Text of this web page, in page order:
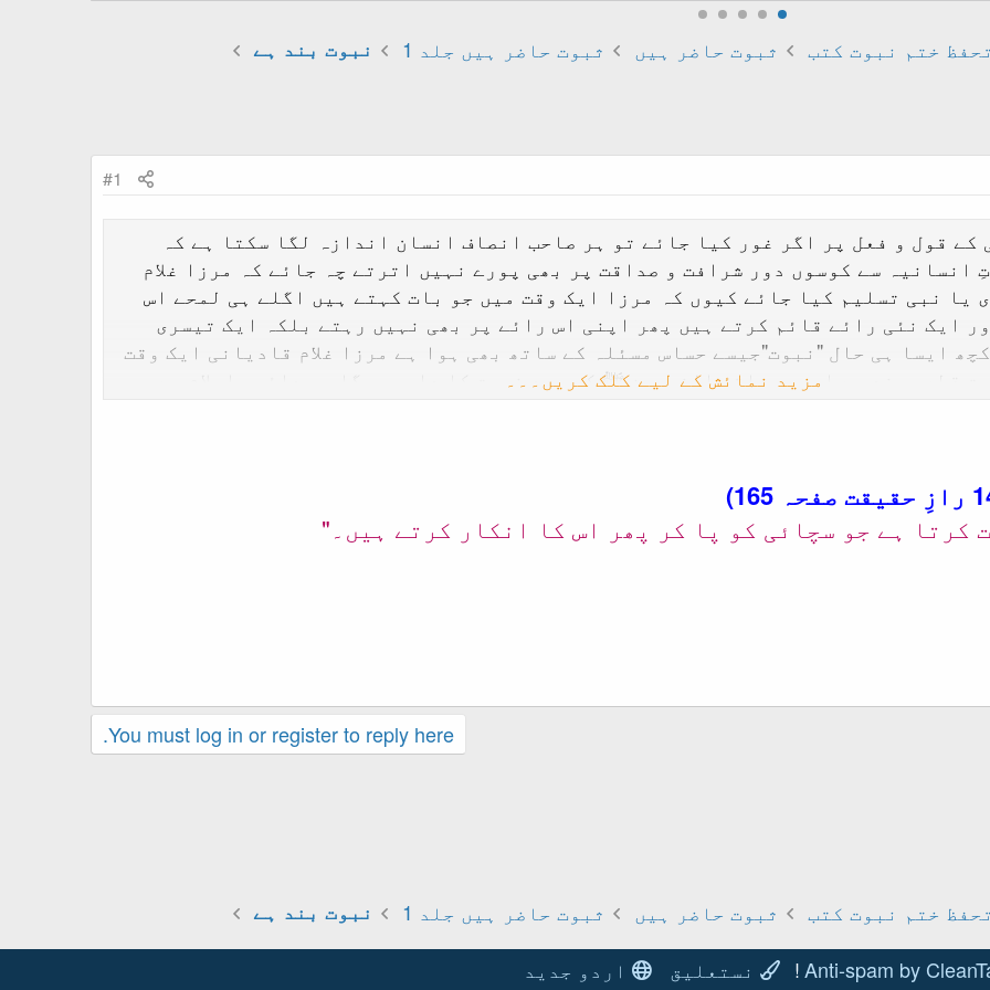
تحفظ ختم نبوت کتب ثبوت حاضر ہیں ثبوت حاضر ہیں جلد 1 نبوت بند ہے
#1
کے قول و فعل پر اگر غور کیا جائے تو ہر صاحب انصاف انسان اندازہ لگا سکتا ہے کہ
انسانیہ سے کوسوں دور شرافت و صداقت پر بھی پورے نہیں اترتے چہ جائے کہ مرزا غلام
یا نبی تسلیم کیا جائے کیوں کہ مرزا ایک وقت میں جو بات کہتے ہیں اگلے ہی لمحے اس
ایک نئی رائے قائم کرتے ہیں پھر اپنی اس رائے پر بھی نہیں رہتے بلکہ ایک تیسری
ایسا ہی حال "نبوت"جیسے حساس مسئلہ کے ساتھ بھی ہوا ہے مرزا غلام قادیانی ایک وقت
قطعی بند ہے اور جوخاتم النبیین ﷺ کے بعد نبوت کا داعی ہوگا وہ دائرہ اسلام سے
جاری کا اعلان کیا گیا ہے اس کے حوالہ جات آپ اس
شاہ
مزید نمائش کے لیے کلک کریں۔۔۔
کرتا ہے جو سچائی کو پا کر پھر اس کا انکار کرتے ہیں۔"
You must log in or register to reply here.
تحفظ ختم نبوت کتب ثبوت حاضر ہیں ثبوت حاضر ہیں جلد 1
نبوت بند ہے
Anti-spam by
نستعلیق اردو جدید